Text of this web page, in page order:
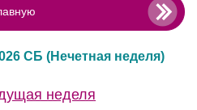
СБ (Нечетная неделя)
неделя